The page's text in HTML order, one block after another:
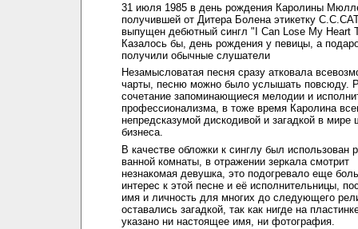
31 июля 1985 в день рождения Каролины
получившей от Дитера Болена этикетку
выпущен дебютный сингл "I Can Lose My Heart
Казалось бы, день рождения у певицы, а
получили обычные слушатели
Незамысловатая песня сразу атковала
чарты, песню можно было услышать повсюду.
сочетание запоминающиеся мелодии и
профессионализма, в тоже время Каролина
непредсказумой дискодивой и загадкой в мире
бизнеса.
В качестве обложки к синглу был использован
ванной комнаты, в отражении зеркала смотрит
незнакомая девушка, это подогревало еще
интерес к этой песне и её исполнительницы,
имя и личность для многих до следующего
оставались загадкой, так как нигде на
указано ни настоящее имя, ни фотография.